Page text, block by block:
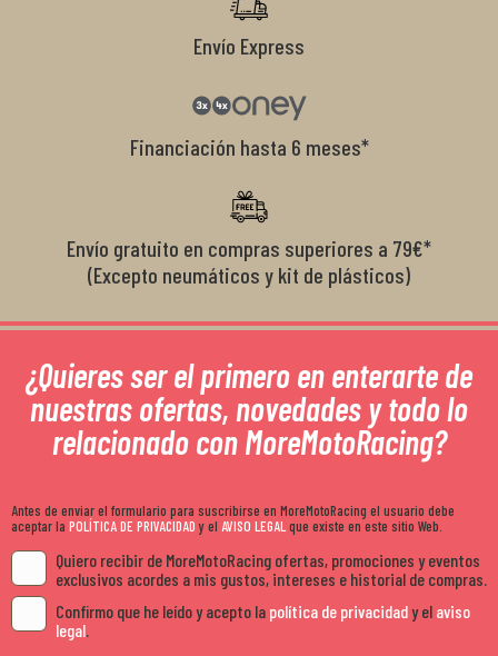
Envío Express
Financiación hasta 6 meses*
Envío gratuito en compras superiores a 79€*
(Excepto neumáticos y kit de plásticos)
¿Quieres ser el primero en enterarte de
nuestras ofertas, novedades y todo lo
relacionado con MoreMotoRacing?
Antes de enviar el formulario para suscribirse en MoreMotoRacing el usuario debe
aceptar la POLÍTICA DE PRIVACIDADy el AVISO LEGALque existe en este sitio Web.
Quiero recibir de MoreMotoRacing ofertas, promociones y eventos
exclusivos acordes a mis gustos, intereses e historial de compras.
Confirmo que he leído y acepto la política de privacidady el aviso
legal